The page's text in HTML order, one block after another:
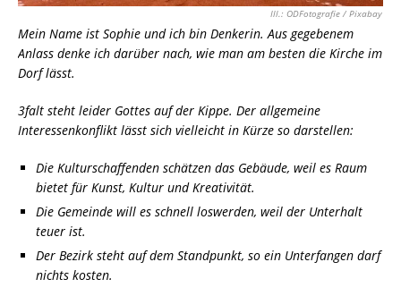
Ill.: ODFotografie / Pixabay
Mein Name ist Sophie und ich bin Denkerin. Aus gegebenem
Anlass denke ich darüber nach, wie man am besten die Kirche im
Dorf lässt.
3falt steht leider Gottes auf der Kippe. Der allgemeine
Interessenkonflikt lässt sich vielleicht in Kürze so darstellen:
Die Kulturschaffenden schätzen das Gebäude, weil es Raum
bietet für Kunst, Kultur und Kreativität.
Die Gemeinde will es schnell loswerden, weil der Unterhalt
teuer ist.
Der Bezirk steht auf dem Standpunkt, so ein Unterfangen darf
nichts kosten.